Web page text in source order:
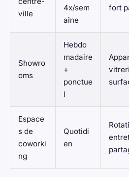
ville
4x/sem
aine
fort
Showro
oms
Hebdo
madaire
+
ponctue
l
Espace
s de
coworki
ng
Quotidi
en